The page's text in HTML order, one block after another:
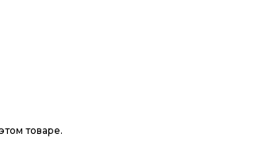
товаре.